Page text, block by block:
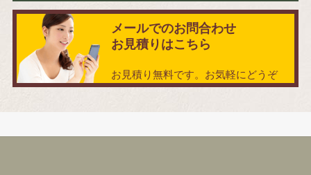
メールでのお問合わせ
お見積りはこちら
お見積り無料です。お気軽にどうぞ